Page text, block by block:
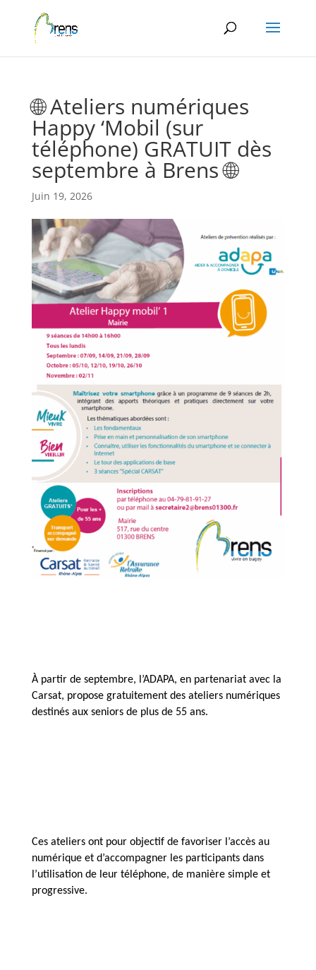
🌐 Ateliers numériques
Happy ‘Mobil (sur
téléphone) GRATUIT dès
septembre à Brens 🌐
Juin 19, 2026
À partir de septembre, l’ADAPA, en partenariat avec la
Carsat, propose gratuitement des ateliers numériques
destinés aux seniors de plus de 55 ans.
Ces ateliers ont pour objectif de favoriser l’accès au
numérique et d’accompagner les participants dans
l’utilisation de leur téléphone, de manière simple et
progressive.